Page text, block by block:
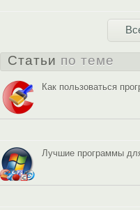
Статьи по теме
Как пользоваться
Лучшие программы